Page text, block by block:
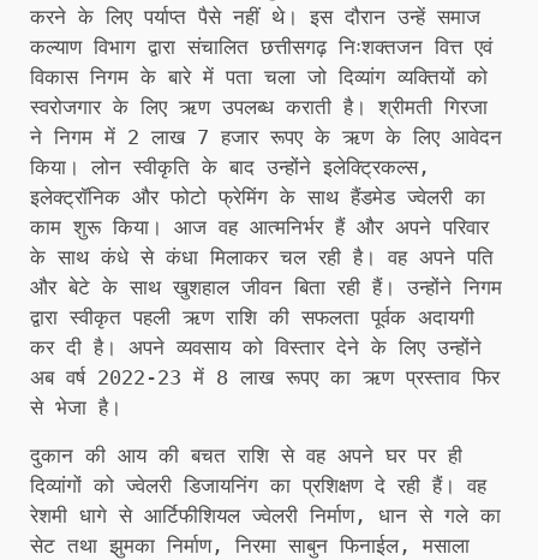
करने के लिए पर्याप्त पैसे नहीं थे। इस दौरान उन्हें समाज
कल्याण विभाग द्वारा संचालित छत्तीसगढ़ निःशक्तजन वित्त एवं
विकास निगम के बारे में पता चला जो दिव्यांग व्यक्तियों को
स्वरोजगार के लिए ऋण उपलब्ध कराती है। श्रीमती गिरजा
ने निगम में 2 लाख 7 हजार रूपए के ऋण के लिए आवेदन
किया। लोन स्वीकृति के बाद उन्होंने इलेक्ट्रिकल्स,
इलेक्ट्रॉनिक और फोटो फ्रेमिंग के साथ हैंडमेड ज्वेलरी का
काम शुरू किया। आज वह आत्मनिर्भर हैं और अपने परिवार
के साथ कंधे से कंधा मिलाकर चल रही है। वह अपने पति
और बेटे के साथ खुशहाल जीवन बिता रही हैं। उन्होंने निगम
द्वारा स्वीकृत पहली ऋण राशि की सफलता पूर्वक अदायगी
कर दी है। अपने व्यवसाय को विस्तार देने के लिए उन्होंने
अब वर्ष 2022-23 में 8 लाख रूपए का ऋण प्रस्ताव फिर
से भेजा है।
दुकान की आय की बचत राशि से वह अपने घर पर ही
दिव्यांगों को ज्वेलरी डिजायनिंग का प्रशिक्षण दे रही हैं। वह
रेशमी धागे से आर्टिफीशियल ज्वेलरी निर्माण, धान से गले का
सेट तथा झुमका निर्माण, निरमा साबुन फिनाईल, मसाला